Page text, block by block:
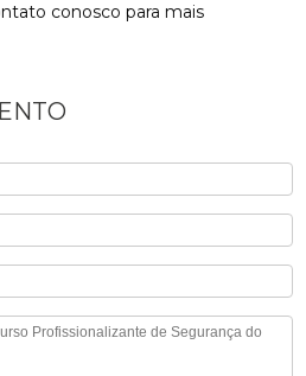
conosco para mais